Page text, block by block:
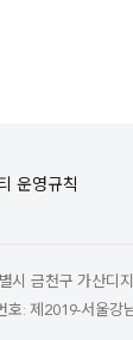
운영규칙
시 금천구 가산디
호: 제2019-서울강